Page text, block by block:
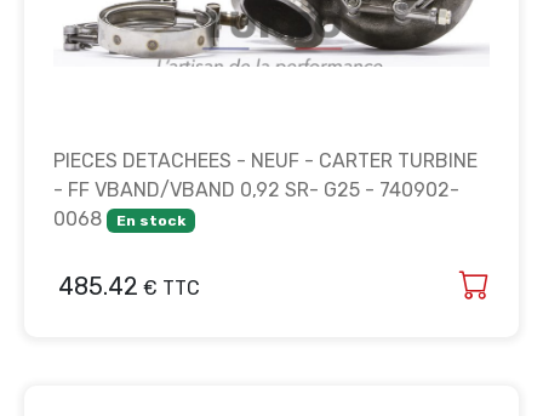
PIECES DETACHEES - NEUF - CARTER TURBINE
- FF VBAND/VBAND 0,92 SR- G25 - 740902-
0068
En stock
485.42 € TTC